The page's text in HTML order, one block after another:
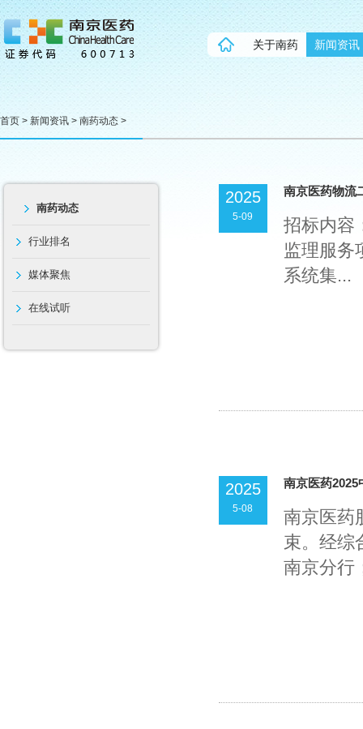
关于南药 新闻资讯
首页 > 新闻资讯 > 南药动态 >
南药动态
行业排名
媒体聚焦
在线试听
2025
5-09
南京医药物流
招标内容
监理服务
系统集...
2025
5-08
南京医药2025
南京医药
束。经综
南京分行